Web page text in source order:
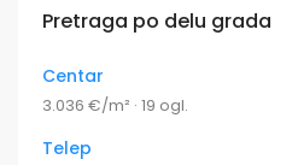
Pretraga po delu grada
Centar
3.036 €/m² · 19 ogl.
Telep